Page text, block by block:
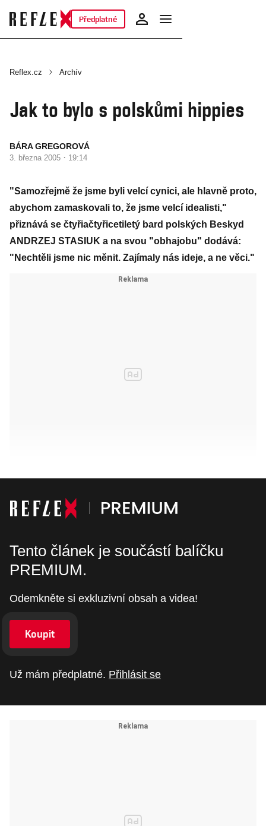
Předplatné
Reflex.cz Archív
Jak to bylo s polskůmi hippies
BÁRA GREGOROVÁ
3. března 2005 · 19:14
"Samozřejmě že jsme byli velcí cynici, ale hlavně proto,
abychom zamaskovali to, že jsme velcí idealisti,"
přiznává se čtyřiačtyřicetiletý bard polských Beskyd
ANDRZEJ STASIUK a na svou "obhajobu" dodává:
"Nechtěli jsme nic měnit. Zajímaly nás ideje, a ne věci."
Tento článek je součástí balíčku
PREMIUM.
Odemkněte si exkluzivní obsah a videa!
Koupit
Už mám předplatné. Přihlásit se